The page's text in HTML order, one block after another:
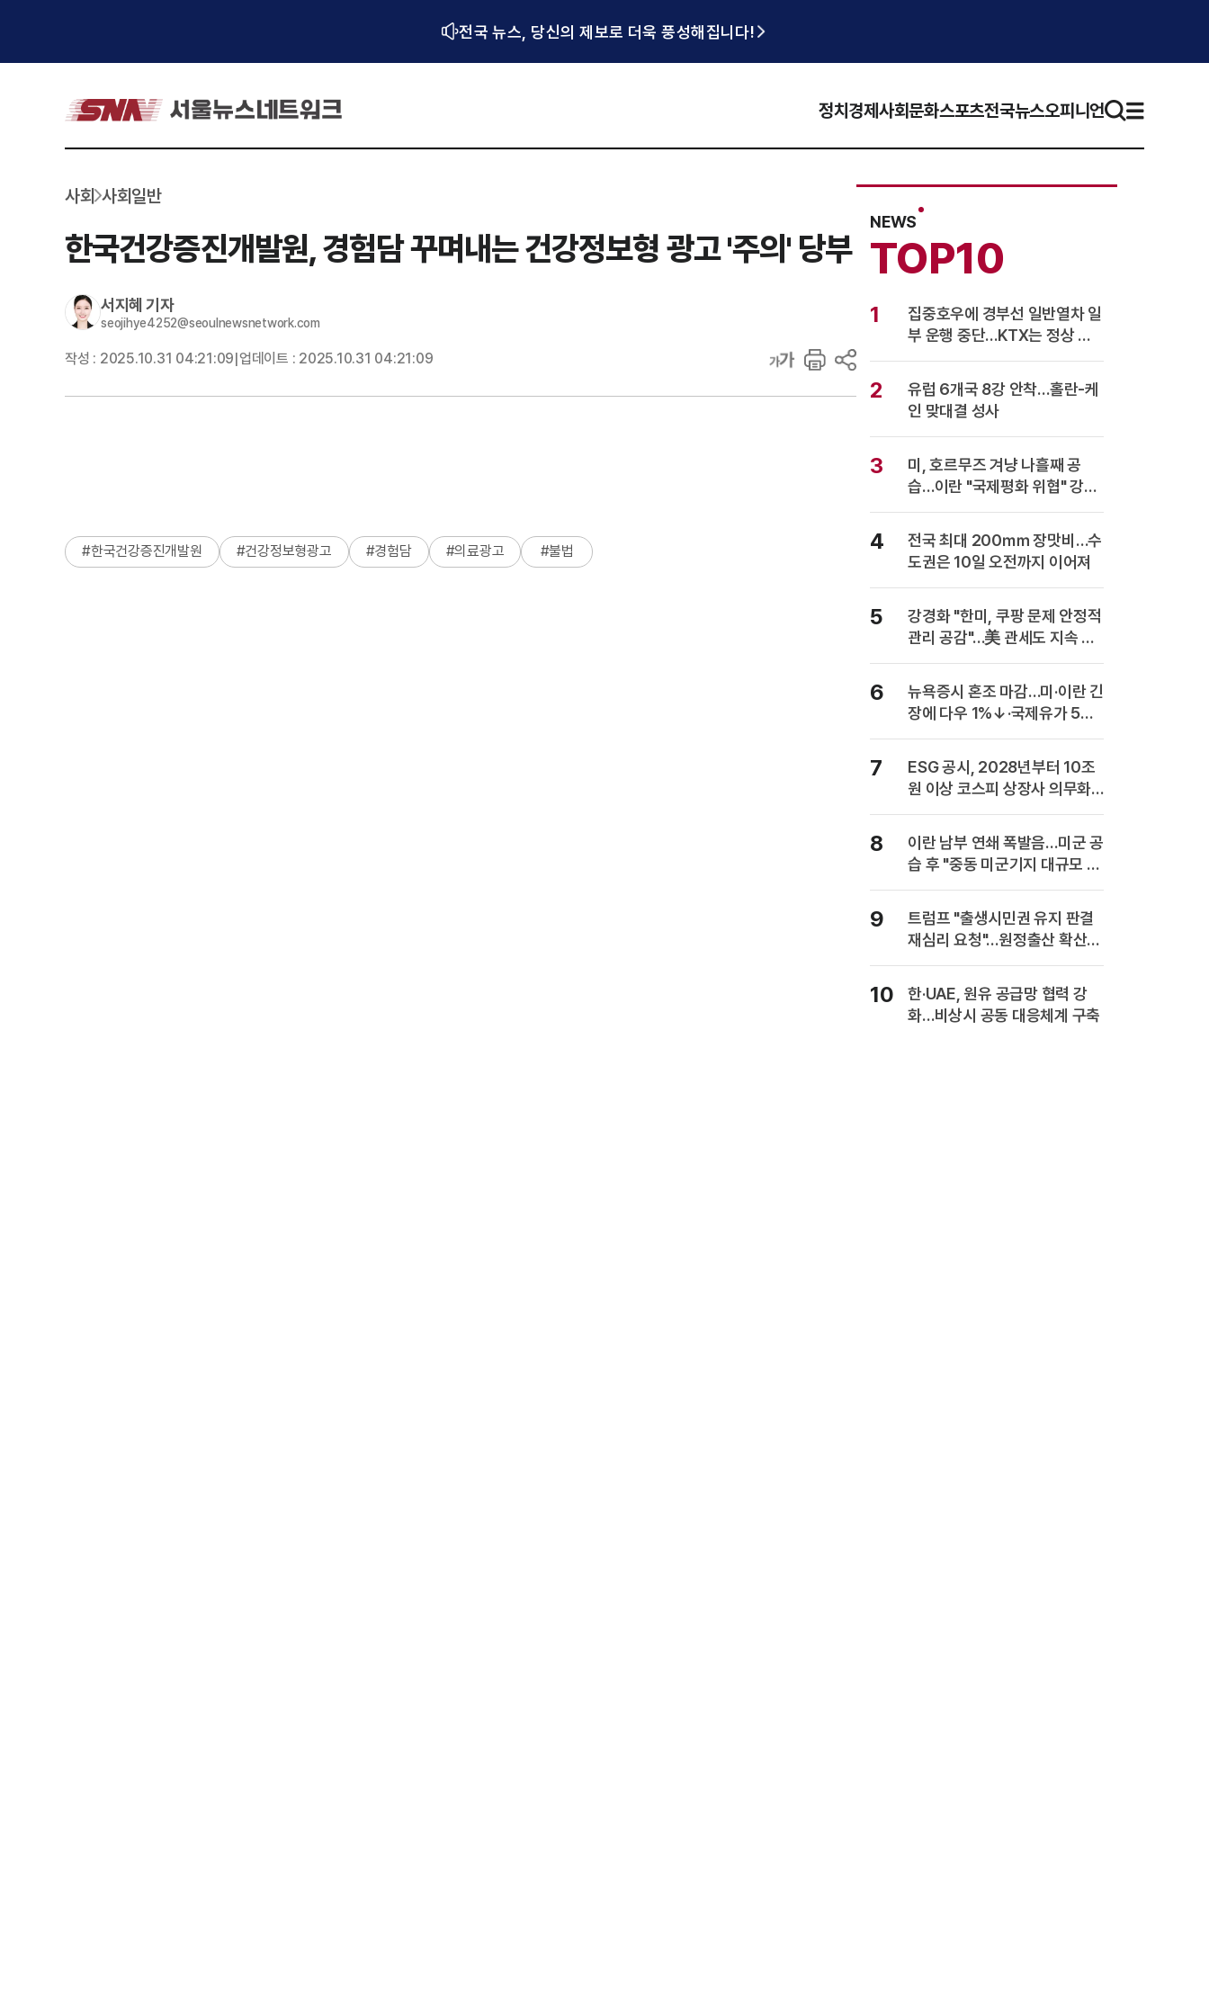
전국 뉴스, 당신의 제보로 더욱 풍성해집니다!
정치 경제사회문화스포츠전국뉴스오피니언
사회 사회일반
한국건강증진개발원, 경험담 꾸며내는 건강정보형 광고 '주의' 당부
서지혜 기자
seojihye4252@seoulnewsnetwork.com
작성 : 2025.10.31 04:21:09 업데이트 : 2025.10.31 04:21:09
#한국건강증진개발원 #건강정보형광고 #경험담 #의료광고 #불법
NEWS
TOP10
1
집중호우에 경부선 일반열차 일
부 운행 중단…KTX는 정상 운
행
2
유럽 6개국 8강 안착…홀란-케
인 맞대결 성사
3
미, 호르무즈 겨냥 나흘째 공
습…이란 "국제평화 위협" 강력
반발
4
전국 최대 200㎜ 장맛비…수
도권은 10일 오전까지 이어져
5
강경화 "한미, 쿠팡 문제 안정적
관리 공감"…美 관세도 지속 협
의
6
뉴욕증시 혼조 마감…미·이란 긴
장에 다우 1%↓·국제유가 5%
급등
7
ESG 공시, 2028년부터 10조
원 이상 코스피 상장사 의무화…
사업보고서에 담는다
8
이란 남부 연쇄 폭발음…미군 공
습 후 "중동 미군기지 대규모 보
복" 경고
9
트럼프 "출생시민권 유지 판결
재심리 요청"…원정출산 확산
주장
10
한·UAE, 원유 공급망 협력 강
화…비상시 공동 대응체계 구축